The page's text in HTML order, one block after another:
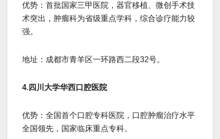
​​优势​​：首批国家三甲医院，器官移植、微创手术技
术突出，肿瘤科为省级重点学科，综合诊疗能力较
强。
​​地址​​：成都市青羊区一环路西二段32号。
​​4.四川大学华西口腔医院​​
​​优势​​：全国首个口腔专科医院，口腔肿瘤治疗水平
全国领先，国家临床重点专科。